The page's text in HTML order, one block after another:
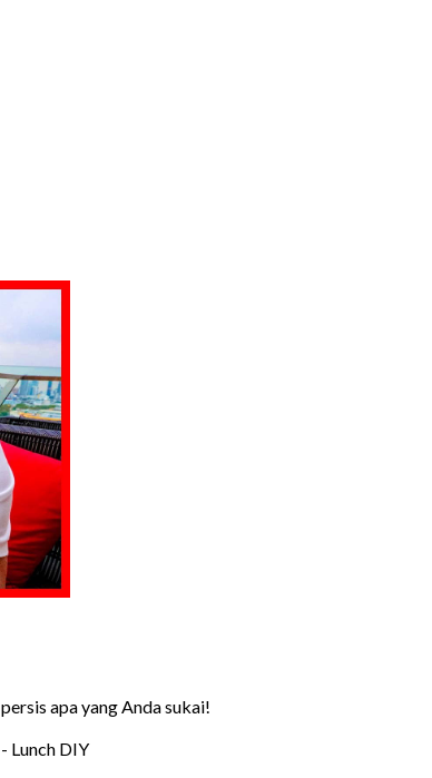
apa yang Anda sukai!